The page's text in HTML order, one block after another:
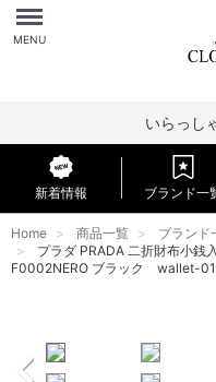
Menu
MENU
いらっし
新着情報 ブランド一
Home 商品一覧 ブランド
プラダ PRADA 二折財布小
F0002NERO ブラック wallet-01